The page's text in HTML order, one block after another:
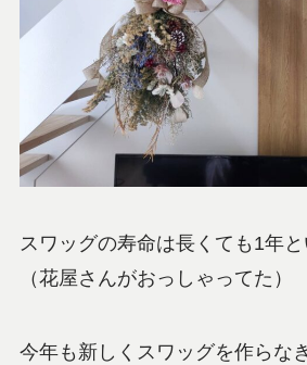
スワッグの寿命は長くても1年
（花屋さんがおっしゃってた）
今年も新しくスワッグを作らな